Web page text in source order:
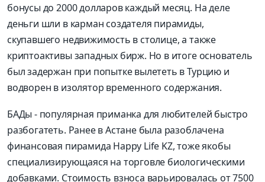
бонусы до 2000 долларов каждый месяц. На деле
деньги шли в карман создателя пирамиды,
скупавшего недвижимость в столице, а также
криптоактивы западных бирж. Но в итоге основатель
был задержан при попытке вылететь в Турцию и
водворен в изолятор временного содержания.
БАДы - популярная приманка для любителей быстро
разбогатеть. Ранее в Астане была разоблачена
финансовая пирамида Happy Life KZ, тоже якобы
специализирующаяся на торговле биологическими
добавками. Стоимость взноса варьировалась от 7500